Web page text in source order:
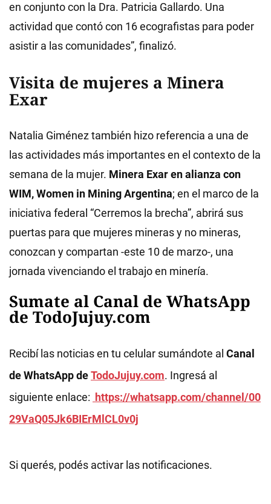
en conjunto con la Dra. Patricia Gallardo. Una
actividad que contó con 16 ecografistas para poder
asistir a las comunidades”, finalizó.
Visita de mujeres a Minera
Exar
Natalia Giménez también hizo referencia a una de
las actividades más importantes en el contexto de la
semana de la mujer. Minera Exar en alianza con
WIM, Women in Mining Argentina; en el marco de la
iniciativa federal “Cerremos la brecha”, abrirá sus
puertas para que mujeres mineras y no mineras,
conozcan y compartan -este 10 de marzo-, una
jornada vivenciando el trabajo en minería.
Sumate al Canal de WhatsApp
de TodoJujuy.com
Recibí las noticias en tu celular sumándote al Canal
de WhatsApp deTodoJujuy.com. Ingresá al
siguiente enlace: https://whatsapp.com/channel/00
29VaQ05Jk6BIErMlCL0v0j
Si querés, podés activar las notificaciones.